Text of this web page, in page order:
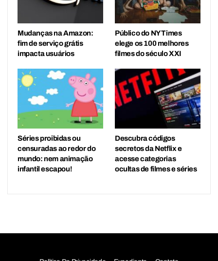
Mudanças na Amazon:
fim de serviço grátis
impacta usuários
Público do NY Times
elege os 100 melhores
filmes do século XXI
Séries proibidas ou
censuradas ao redor do
mundo: nem animação
infantil escapou!
Descubra códigos
secretos da Netflix e
acesse categorias
ocultas de filmes e séries